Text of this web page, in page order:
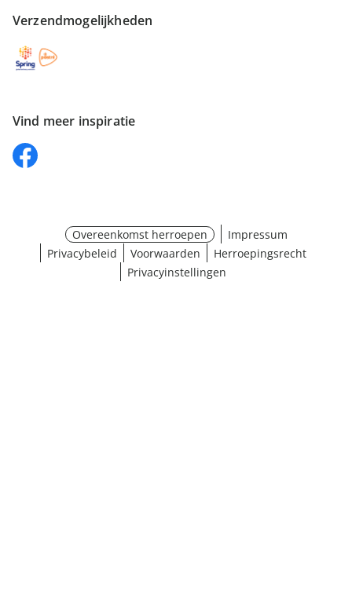
Verzendmogelijkheden
Vind meer inspiratie
Overeenkomst herroepen
Impressum
Privacybeleid
Voorwaarden
Herroepingsrecht
Privacyinstellingen